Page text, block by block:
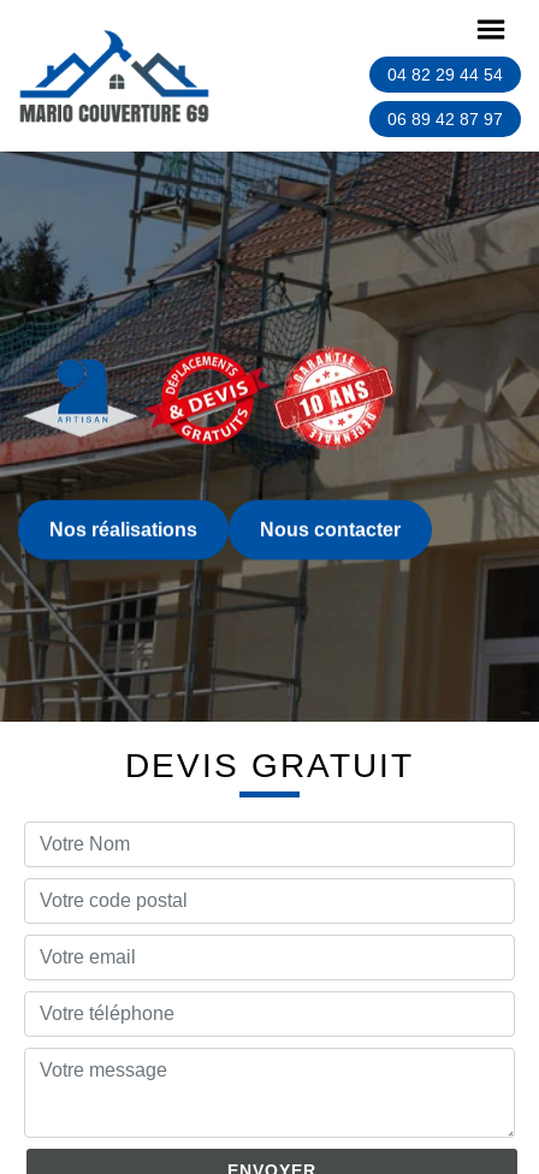
04 82 29 44 54
06 89 42 87 97
Nos réalisations Nous contacter
DEVIS GRATUIT